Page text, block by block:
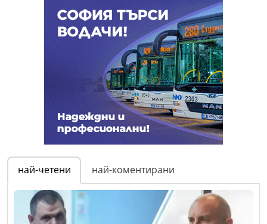
най-четени най-коментирани